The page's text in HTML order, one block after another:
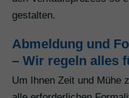
gestalten.
Abmeldung und
– Wir regeln alles
Um Ihnen Zeit und Mühe